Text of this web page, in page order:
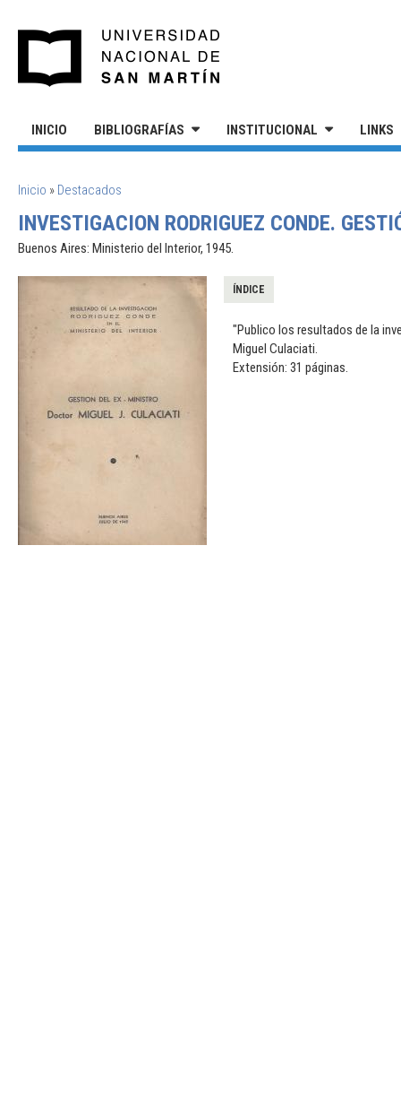
INICIO BIBLIOGRAFÍAS INSTITUCIONAL LINKS
SE ENCUENTRA USTED AQUÍ
Inicio » Destacados
INVESTIGACION RODRIGUEZ CONDE.
Buenos Aires: Ministerio del Interior, 1945.
ÍNDICE
"Publico los resultados de la
Miguel Culaciati.
Extensión: 31 páginas.